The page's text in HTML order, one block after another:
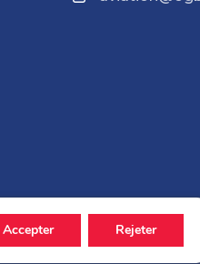
Politique de confidentialité
Accepter Rejeter